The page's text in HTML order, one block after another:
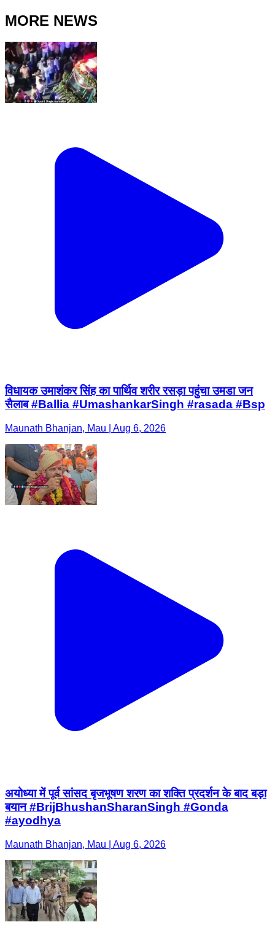
MORE NEWS
विधायक उमाशंकर सिंह का पार्थिव शरीर रसड़ा पहुंचा उमडा जन
सैलाब #Ballia #UmashankarSingh #rasada #Bsp
Maunath Bhanjan, Mau | Aug 6, 2026
अयोध्या में पूर्व सांसद बृजभूषण शरण का शक्ति प्रदर्शन के बाद बड़ा
बयान #BrijBhushanSharanSingh #Gonda
#ayodhya
Maunath Bhanjan, Mau | Aug 6, 2026